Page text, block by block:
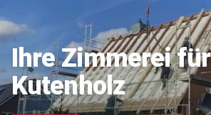
Ihre Zimmerei für
Kutenholz